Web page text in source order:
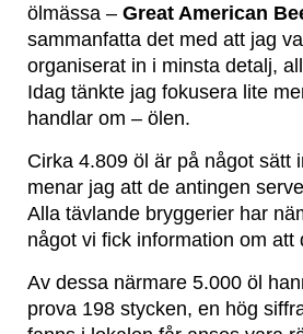
ölmässa – Great American
sammanfatta det med att jag
organiserat in i minsta detalj,
Idag tänkte jag fokusera lite
handlar om – ölen.
Cirka 4.809 öl är på något sätt
menar jag att de antingen
Alla tävlande bryggerier har
något vi fick information om
Av dessa närmare 5.000 öl
prova 198 stycken, en hög